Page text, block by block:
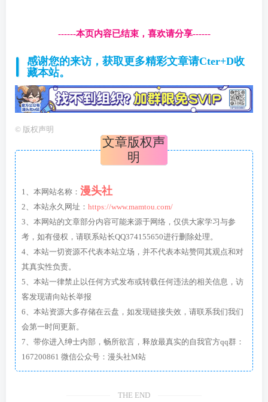
------本页内容已结束，喜欢请分享------
感谢您的来访，获取更多精彩文章请Cter+D收
藏本站。
© 版权声明
文章版权声
明
1、本网站名称： 漫头社
2、本站永久网址： https://www.mamtou.com/
3、本网站的文章部分内容可能来源于网络，仅供大家学习与参
考，如有侵权，请联系站长QQ374155650进行删除处理。
4、本站一切资源不代表本站立场，并不代表本站赞同其观点和对
其真实性负责。
5、本站一律禁止以任何方式发布或转载任何违法的相关信息，访
客发现请向站长举报
6、本站资源大多存储在云盘，如发现链接失效，请联系我们我们
会第一时间更新。
7、带你进入绅士内部，畅所欲言，释放最真实的自我官方qq群：
167200861 微信公众号：漫头社M站
THE END